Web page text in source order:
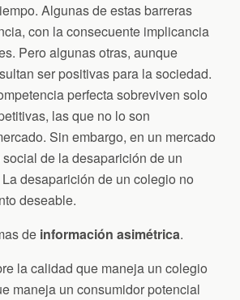
Algunas de estas barreras
con la consecuente implicancia
Pero algunas otras, aunque
ser positivas para la sociedad.
perfecta sobreviven solo
las que no lo son
Sin embargo, en un mercado
de la desaparición de un
desaparición de un colegio no
deseable.
de información asimétrica.
la calidad que maneja un colegio
maneja un consumidor potencial